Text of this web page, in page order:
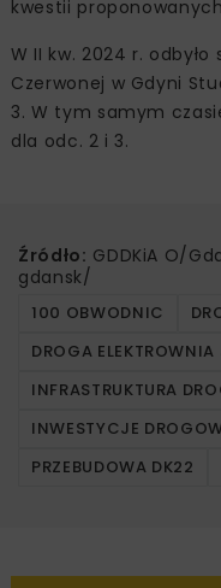
kwestii
W II kw. 2024 r.
Czerwonej w Gdyni
3. W tym samym
dla odc. 2 i 3.
Źródło: GDDKiA O/
gdansk/
100 OBWODNIC
DROGA
INFRASTRUKTURA
INWESTYCJE
PRZEBUDOWA DK22